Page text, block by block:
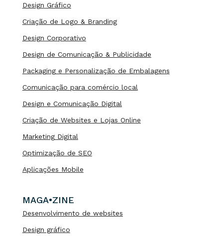
Design Gráfico
Criação de Logo & Branding
Design Corporativo
Design de Comunicação & Publicidade
Packaging e Personalização de Embalagens
Comunicação para comércio local
Design e Comunicação Digital
Criação de Websites e Lojas Online
Marketing Digital
Optimização de SEO
Aplicações Mobile
MAGA•ZINE
Desenvolvimento de websites
Design gráfico